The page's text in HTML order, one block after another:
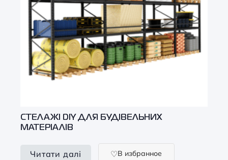
СТЕЛАЖІ DIY ДЛЯ БУДІВЕЛЬНИХ
МАТЕРІАЛІВ
Читати далі В избранное